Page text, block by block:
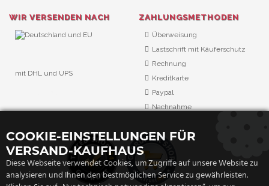
WIR VERSENDEN NACH
mit DHL und UPS
ZAHLUNGSMETHODEN
Überweisung
Lastschrift mit Käuferschutz
Rechnung
Kreditkarte
Paypal
Nachnahme
COOKIE-EINSTELLUNGEN FÜR
VERSAND-KAUFHAUS
Diese Webseite verwendet Cookies, um Zugriffe auf unsere Website zu
analysieren und Ihnen den bestmöglichen Service zu gewährleisten.